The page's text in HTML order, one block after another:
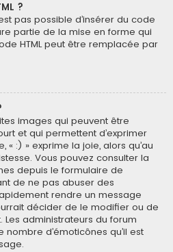
?
pas possible d’insérer du code
partie de la mise en forme qui
HTML peut être remplacée par
images qui peuvent être
et qui permettent d’exprimer
« :) » exprime la joie, alors qu’au
Vous pouvez consulter la
depuis le formulaire de
de ne pas abuser des
rendre un message
décider de le modifier ou de
administrateurs du forum
d’émoticônes qu’il est